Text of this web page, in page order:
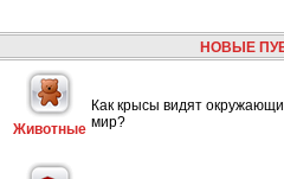
НОВЫЕ
Животные
Как крысы видят
мир?